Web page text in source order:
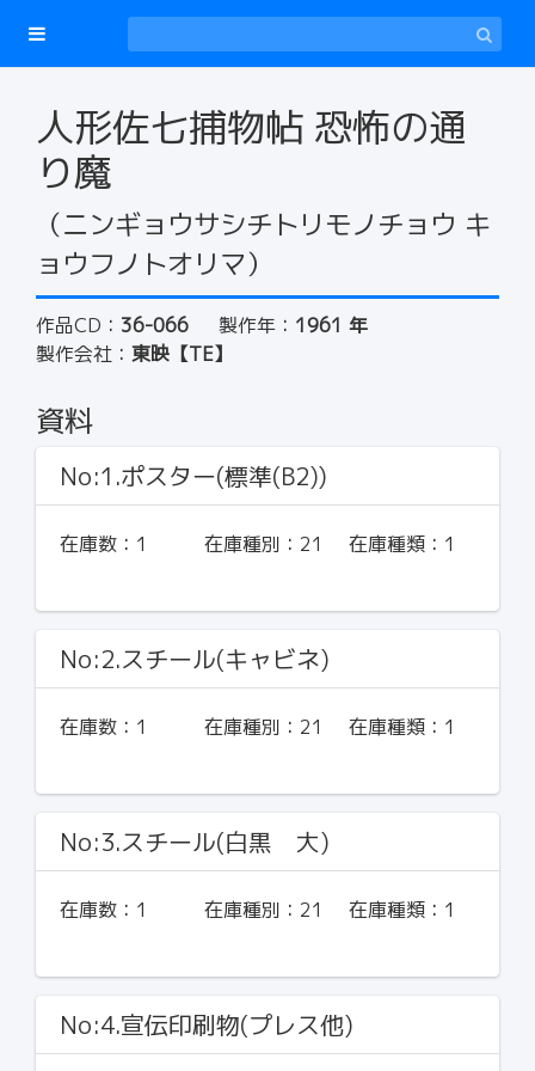
人形佐七捕物帖 恐怖の通
り魔
（ニンギョウサシチトリモノチョウ キ
ョウフノトオリマ）
作品CD： 36-066 製作年： 1961 年
製作会社： 東映【TE】
資料
No:1.ポスター(標準(B2))
在庫数： 1 在庫種別： 21 在庫種類： 1
No:2.スチール(キャビネ)
在庫数： 1 在庫種別： 21 在庫種類： 1
No:3.スチール(白黒 大)
在庫数： 1 在庫種別： 21 在庫種類： 1
No:4.宣伝印刷物(プレス他)